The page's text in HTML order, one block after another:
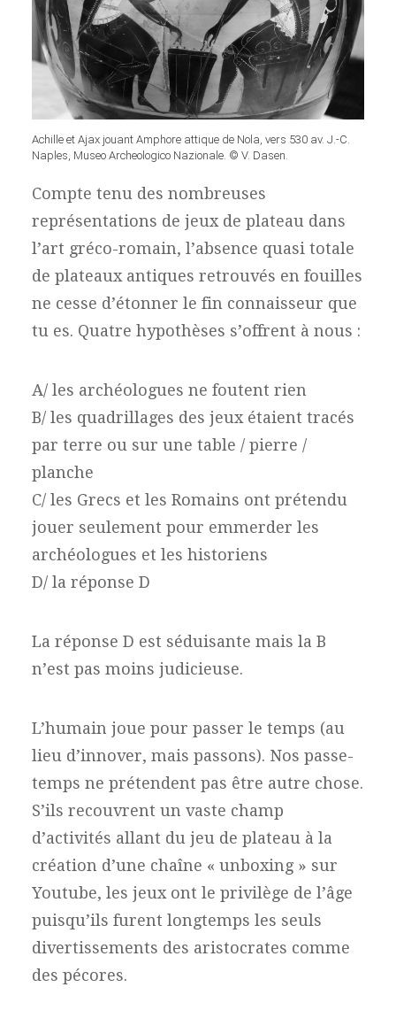
Achille et Ajax jouant Amphore attique de Nola, vers 530 av. J.-C.
Naples, Museo Archeologico Nazionale. © V. Dasen.
Compte tenu des nombreuses
représentations de jeux de plateau dans
l’art gréco-romain, l’absence quasi totale
de plateaux antiques retrouvés en fouilles
ne cesse d’étonner le fin connaisseur que
tu es. Quatre hypothèses s’offrent à nous :
A/ les archéologues ne foutent rien
B/ les quadrillages des jeux étaient tracés
par terre ou sur une table / pierre /
planche
C/ les Grecs et les Romains ont prétendu
jouer seulement pour emmerder les
archéologues et les historiens
D/ la réponse D
La réponse D est séduisante mais la B
n’est pas moins judicieuse.
L’humain joue pour passer le temps (au
lieu d’innover, mais passons). Nos passe-
temps ne prétendent pas être autre chose.
S’ils recouvrent un vaste champ
d’activités allant du jeu de plateau à la
création d’une chaîne « unboxing » sur
Youtube, les jeux ont le privilège de l’âge
puisqu’ils furent longtemps les seuls
divertissements des aristocrates comme
des pécores.